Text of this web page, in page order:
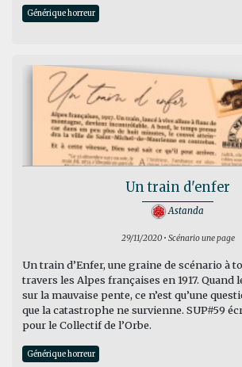
Générique horreur
Un train d'enfer
Astanda
29/11/2020 • Scénario une page
Un train d’Enfer, une graine de scénario à
travers les Alpes françaises en 1917. Quand
sur la mauvaise pente, ce n’est qu’une
que la catastrophe ne survienne. SUP#59
pour le Collectif de l’Orbe.
Générique horreur